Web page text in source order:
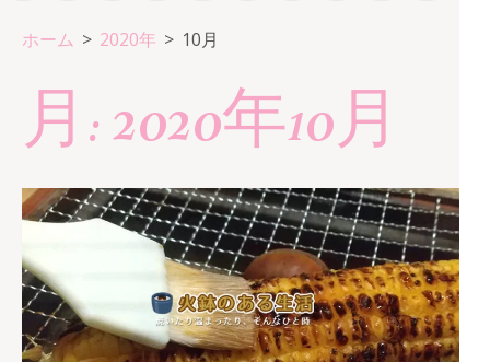
(Enter
ホーム > 2020年 > 10月
月:2020年10月